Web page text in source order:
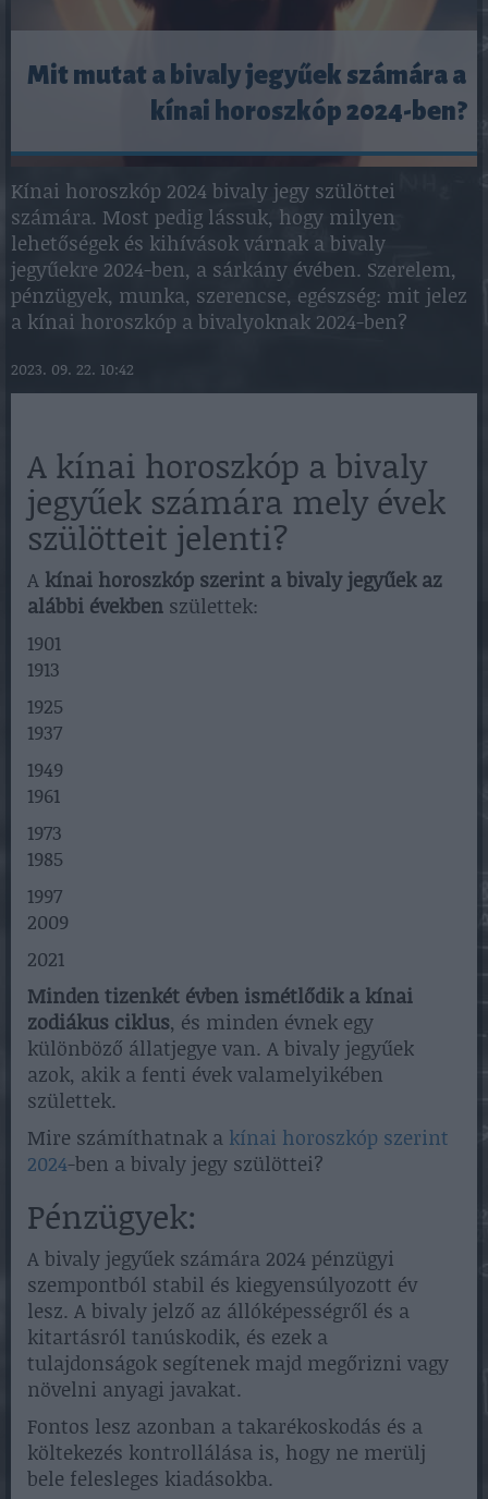
Mit mutat a bivaly jegyűek számára a
kínai horoszkóp 2024-ben?
Kínai horoszkóp 2024 bivaly jegy szülöttei
számára. Most pedig lássuk, hogy milyen
lehetőségek és kihívások várnak a bivaly
jegyűekre 2024-ben, a sárkány évében. Szerelem,
pénzügyek, munka, szerencse, egészség: mit jelez
a kínai horoszkóp a bivalyoknak 2024-ben?
2023. 09. 22. 10:42
A kínai horoszkóp a bivaly
jegyűek számára mely évek
szülötteit jelenti?
A kínai horoszkóp szerint a bivaly jegyűek az
alábbi években születtek:
1901
1913
1925
1937
1949
1961
1973
1985
1997
2009
2021
Minden tizenkét évben ismétlődik a kínai
zodiákus ciklus, és minden évnek egy
különböző állatjegye van. A bivaly jegyűek
azok, akik a fenti évek valamelyikében
születtek.
Mire számíthatnak a kínai horoszkóp szerint
2024-ben a bivaly jegy szülöttei?
Pénzügyek:
A bivaly jegyűek számára 2024 pénzügyi
szempontból stabil és kiegyensúlyozott év
lesz. A bivaly jelző az állóképességről és a
kitartásról tanúskodik, és ezek a
tulajdonságok segítenek majd megőrizni vagy
növelni anyagi javakat.
Fontos lesz azonban a takarékoskodás és a
költekezés kontrollálása is, hogy ne merülj
bele felesleges kiadásokba.